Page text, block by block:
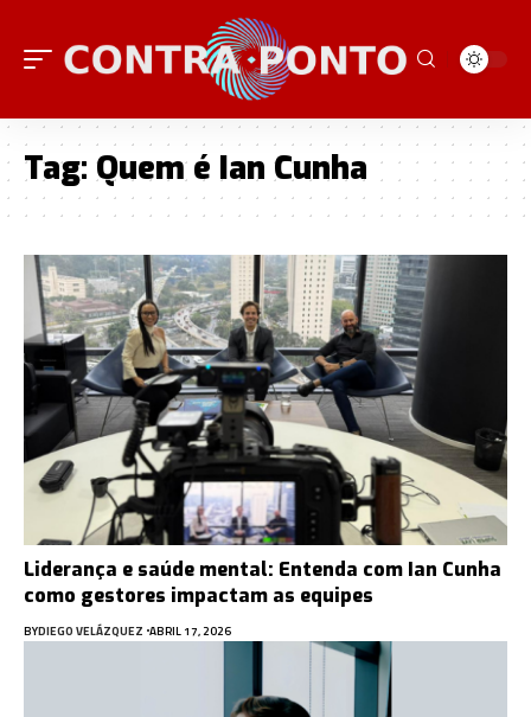
Tag: Quem é Ian Cunha
Liderança e saúde mental: Entenda com Ian Cunha
como gestores impactam as equipes
BYDIEGO VELÁZQUEZ ABRIL 17, 2026